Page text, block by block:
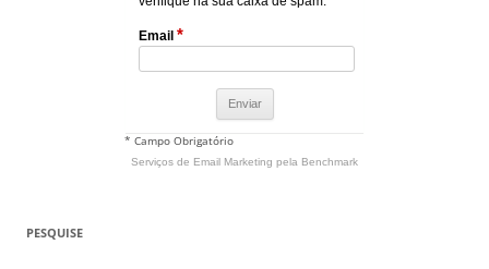
Email *
* Campo Obrigatório
Serviços de Email Marketing pela Benchmark
PESQUISE